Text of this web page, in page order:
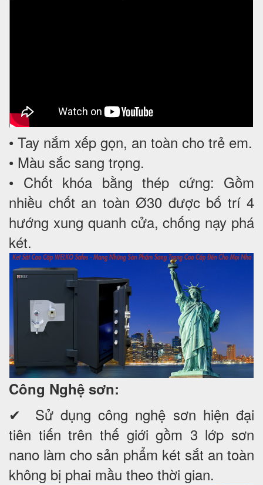
• Tay nắm xếp gọn, an toàn cho trẻ em.
• Màu sắc sang trọng.
• Chốt khóa bằng thép cứng: Gồm
nhiều chốt an toàn Ø30 được bố trí 4
hướng xung quanh cửa, chống nạy phá
két.
Công Nghệ sơn:
✔ Sử dụng công nghệ sơn hiện đại
tiên tiến trên thế giới gồm 3 lớp sơn
nano làm cho sản phẩm két sắt an toàn
không bị phai mầu theo thời gian.